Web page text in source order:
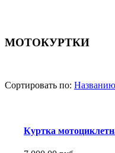
МОТОКУРТКИ
Сортировать по: Названию
Куртка